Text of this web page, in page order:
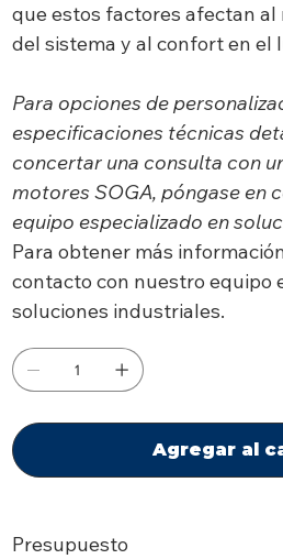
que estos factores afectan
del sistema y al confort en el
Para opciones de
especificaciones técnicas
concertar una consulta con
motores SOGA, póngase en
equipo especializado en
Para obtener más
contacto con nuestro equipo
soluciones industriales.
Agregar al
Presupuesto